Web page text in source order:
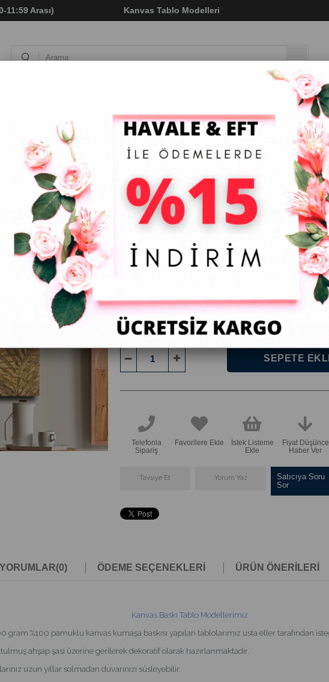
11:59 Arası) Kanvas Tablo Modelleri
Kanvas Tablo Elleri Yanda Afrikalı Kadın
Kanvas Tablo Elleri Yanda Afrikalı Kadın
₺963,42 (KDV Dahil)
Tahmini Teslim Süresi 5 Tahmini Teslimat Tarihi
ÖLÇÜ KANVAS : 35 x 50 40 x 60 50 x 70 60 x 90
Kanvas Tablo Elleri Yanda Afrikalı Kadın.
Telefonla
Sipariş
Favorilere Ekle
İstek Listeme
Ekle
Fiyat Düşünce
Haber Ver
Tavsiye Et Yorum Yaz
Satıcıya Soru
Sor
YORUMLAR(0) ÖDEME SEÇENEKLERI ÜRÜN ÖNERILERI
Kanvas Baskı Tablo Modellerimiz
%100 pamuklu kanvas kumaşa baskısı yapılan tablolarımız usta eller tarafından
ahşap şasi üzerine gerilerek dekoratif olarak hazırlanmaktadır.
uzun yıllar solmadan duvarınızı süsleyebilir.